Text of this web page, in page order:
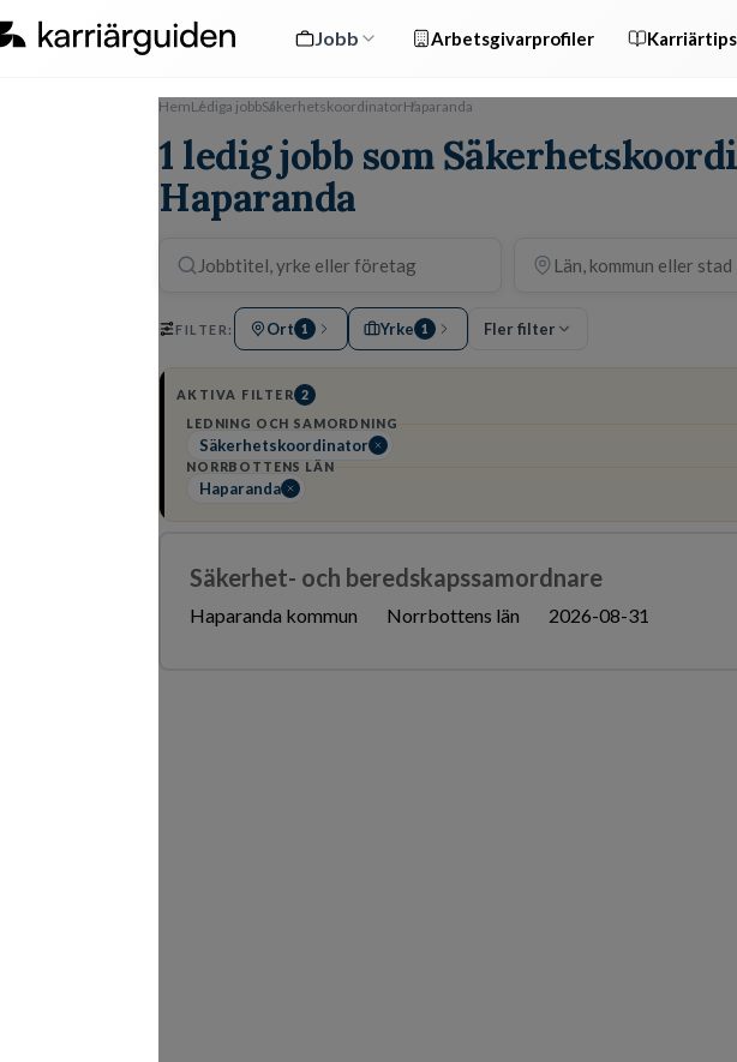
Jobb Arbetsgivarprofiler Karriärtips
HemLediga jobbSäkerhetskoordinatorHaparanda
1 ledig jobb som
Haparanda
FILTER: Ort 1 Yrke 1 Fler filter
AKTIVA FILTER 2
LEDNING OCH SAMORDNING
Säkerhetskoordinator
NORRBOTTENS LÄN
Haparanda
Säkerhet- och beredskapssamordnare
Haparanda kommun Norrbottens län 2026-08-31